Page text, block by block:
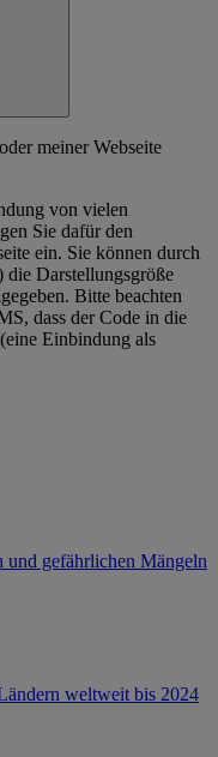
meiner Webseite
von vielen
Sie dafür den
ein. Sie können durch
Darstellungsgröße
Bitte beachten
dass der Code in die
Einbindung als
und gefährlichen Mängeln
weltweit bis 2024